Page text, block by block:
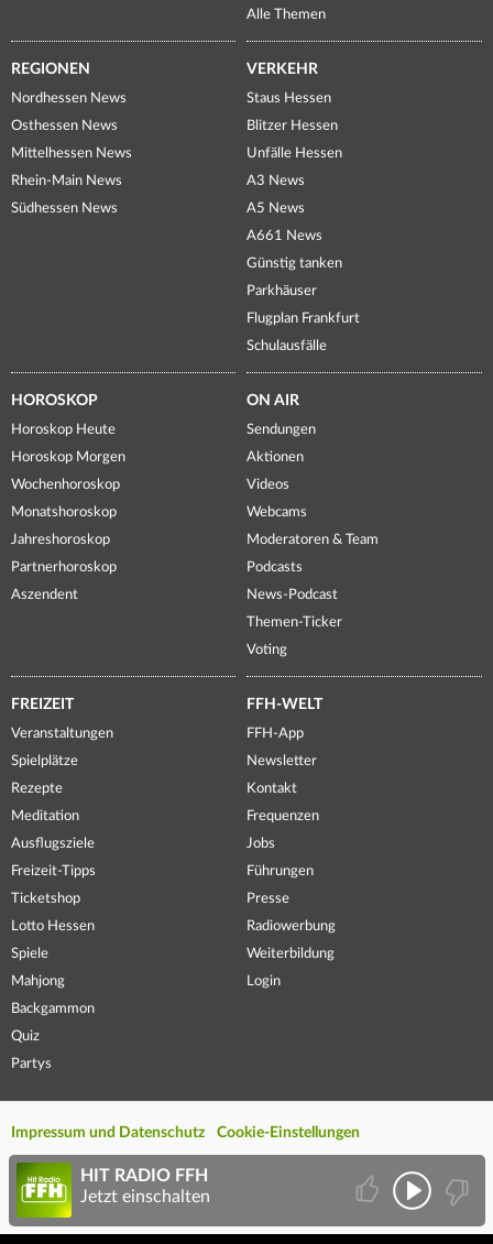
Alle Themen
REGIONEN
Nordhessen News
Osthessen News
Mittelhessen News
Rhein-Main News
Südhessen News
VERKEHR
Staus Hessen
Blitzer Hessen
Unfälle Hessen
A3 News
A5 News
A661 News
Günstig tanken
Parkhäuser
Flugplan Frankfurt
Schulausfälle
HOROSKOP
Horoskop Heute
Horoskop Morgen
Wochenhoroskop
Monatshoroskop
Jahreshoroskop
Partnerhoroskop
Aszendent
ON AIR
Sendungen
Aktionen
Videos
Webcams
Moderatoren & Team
Podcasts
News-Podcast
Themen-Ticker
Voting
FREIZEIT
Veranstaltungen
Spielplätze
Rezepte
Meditation
Ausflugsziele
Freizeit-Tipps
Ticketshop
Lotto Hessen
Spiele
Mahjong
Backgammon
Quiz
Partys
FFH-WELT
FFH-App
Newsletter
Kontakt
Frequenzen
Jobs
Führungen
Presse
Radiowerbung
Weiterbildung
Login
Impressum und Datenschutz Cookie-Einstellungen
HIT RADIO FFH
Jetzt einschalten